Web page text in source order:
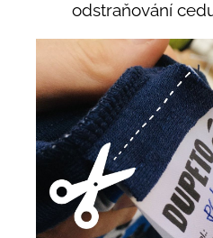
odstraňování